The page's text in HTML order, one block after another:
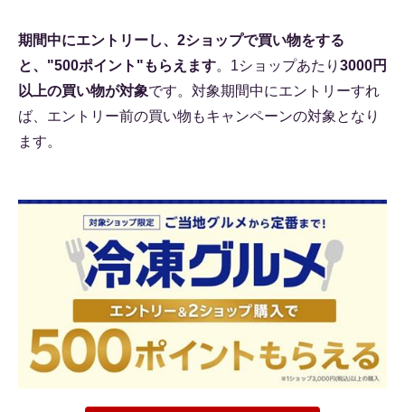
期間中にエントリーし、2ショップで買い物をする
と、"500ポイント"もらえます。1ショップあたり 3000円
以上の買い物が対象です。対象期間中にエントリーすれ
ば、エントリー前の買い物もキャンペーンの対象となり
ます。